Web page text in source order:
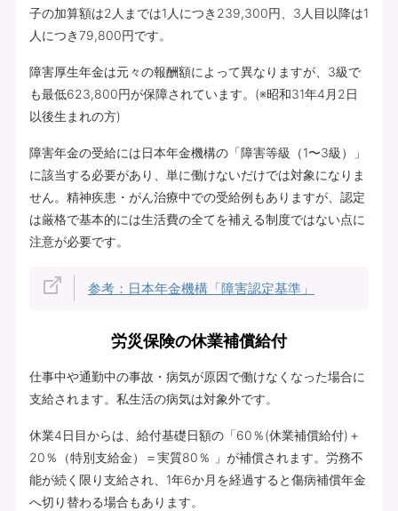
子の加算額は2人までは1人につき239,300円、3人目以降は1
人につき79,800円です。
障害厚生年金は元々の報酬額によって異なりますが、3級で
も最低623,800円が保障されています。(※昭和31年4月2日
以後生まれの方)
障害年金の受給には日本年金機構の「障害等級（1〜3級）」
に該当する必要があり、単に働けないだけでは対象になりま
せん。精神疾患・がん治療中での受給例もありますが、認定
は厳格で基本的には生活費の全てを補える制度ではない点に
注意が必要です。
参考：日本年金機構「障害認定基準」
労災保険の休業補償給付
仕事中や通勤中の事故・病気が原因で働けなくなった場合に
支給されます。私生活の病気は対象外です。
休業4日目からは、給付基礎日額の「60％(休業補償給付)＋
20％（特別支給金）＝実質80％ 」が補償されます。労務不
能が続く限り支給され、1年6か月を経過すると傷病補償年金
へ切り替わる場合もあります。